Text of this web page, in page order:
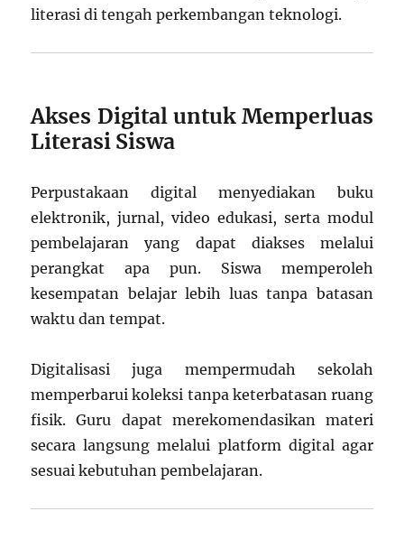
literasi di tengah perkembangan teknologi.
Akses Digital untuk Memperluas
Literasi Siswa
Perpustakaan digital menyediakan buku
elektronik, jurnal, video edukasi, serta modul
pembelajaran yang dapat diakses melalui
perangkat apa pun. Siswa memperoleh
kesempatan belajar lebih luas tanpa batasan
waktu dan tempat.
Digitalisasi juga mempermudah sekolah
memperbarui koleksi tanpa keterbatasan ruang
fisik. Guru dapat merekomendasikan materi
secara langsung melalui platform digital agar
sesuai kebutuhan pembelajaran.